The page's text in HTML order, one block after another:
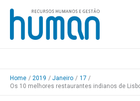
Skip
content
Home 2019 Janeiro
17
Os 10 melhores restaurantes indianos de